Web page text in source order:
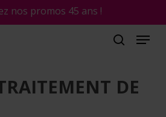
nos promos 45 ans !
DE